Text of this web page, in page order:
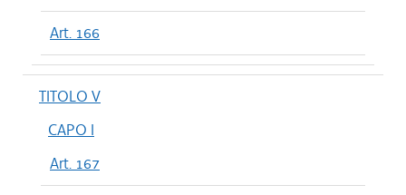
Art. 166
TITOLO V
CAPO I
Art. 167